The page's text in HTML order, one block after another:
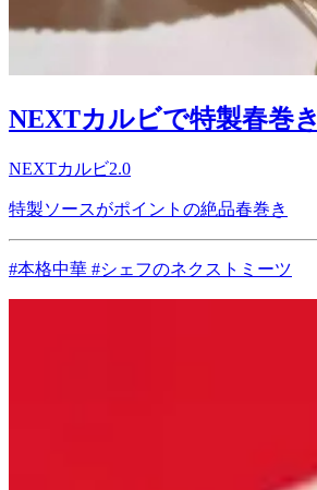
NEXTカルビで特製春巻き
NEXTカルビ2.0
特製ソースがポイントの絶品春巻き
#本格中華 #シェフのネクストミーツ